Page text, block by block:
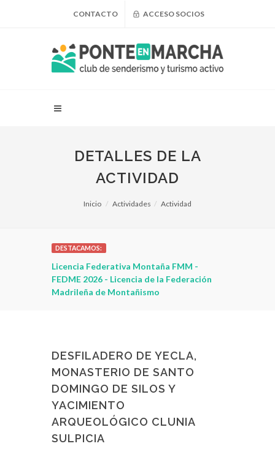
CONTACTO ACCESO SOCIOS
DETALLES DE LA
ACTIVIDAD
Inicio Actividades Actividad
DESTACAMOS:
Licencia Federativa Montaña FMM -
FEDME 2026 - Licencia de la Federación
Madrileña de Montañismo
DESFILADERO DE YECLA,
MONASTERIO DE SANTO
DOMINGO DE SILOS Y
YACIMIENTO
ARQUEOLÓGICO CLUNIA
SULPICIA